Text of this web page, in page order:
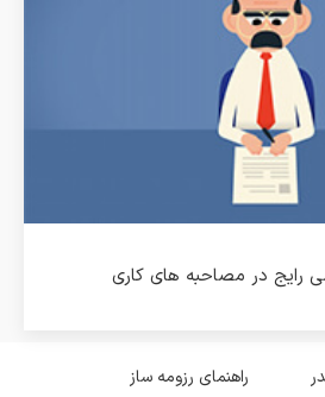
رایج در مصاحبه های کاری
راهنمای رزومه ساز